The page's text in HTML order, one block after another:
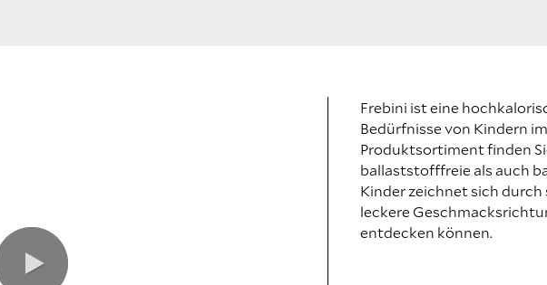
Frebini ist eine
Bedürfnisse von Kindern
Produktsortiment finden
ballaststofffreie als auch
Kinder zeichnet sich
leckere
entdecken können.